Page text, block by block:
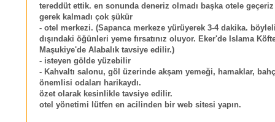
tereddüt ettik. en sonunda deneriz olmadı başka otele
gerek kalmadı çok şükür
- otel merkezi. (Sapanca merkeze yürüyerek 3-4 dakika.
dışındaki öğünleri yeme fırsatınız oluyor. Eker'de Islama
Maşukiye'de Alabalık tavsiye edilir.)
- isteyen gölde yüzebilir
- Kahvaltı salonu, göl üzerinde akşam yemeği, hamaklar,
önemlisi odaları harikaydı.
özet olarak kesinlikle tavsiye edilir.
otel yönetimi lütfen en acilinden bir web sitesi yapın.